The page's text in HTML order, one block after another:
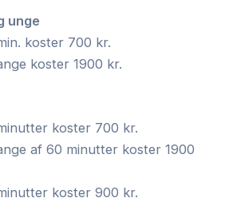
unge
koster 700 kr.
koster 1900 kr.
koster 700 kr.
af 60 minutter koster 1900
koster 900 kr.